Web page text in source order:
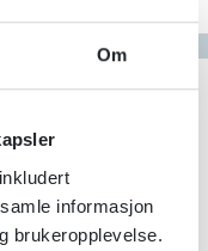
Om
informasjon
brukeropplevelse.
Alfabetisk